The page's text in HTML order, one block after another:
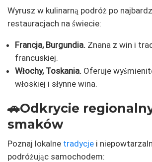
Wyrusz w kulinarną podróż po
restauracjach na świecie:
Francja, Burgundia. Znana z win i
francuskiej.
Włochy, Toskania. Oferuje
włoskiej i słynne wina.
🚗Odkrycie
smaków
Poznaj lokalne tradycje i
podróżując samochodem: